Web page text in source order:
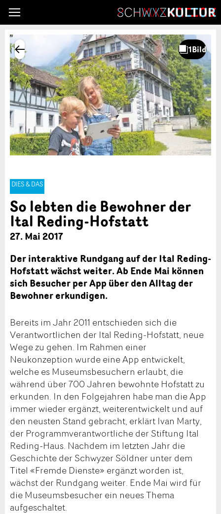
DIES & DAS
So lebten die Bewohner der
Ital Reding-Hofstatt
27. Mai 2017
Der interaktive Rundgang auf der Ital Reding-
Hofstatt wächst weiter. Ab Ende Mai können
sich Besucher per App über den Alltag der
Bewohner erkundigen.
Bereits im Jahr 2011 entschieden sich die
Verantwortlichen der Ital Reding-Hofstatt, neue
Wege zu gehen. Im Rahmen einer
Neukonzeption wurde eine App entwickelt,
welche es Museumsbesuchern erlaubt, die
während über 700 Jahren bewohnte Hofstatt zu
erkunden. In den Folgejahren habe man die App
immer wieder ergänzt, weiterentwickelt und auf
den neusten Stand gebracht, erklärt Ivan Marty,
der Programmverantwortliche der Stiftung Ital
Reding-Haus. Nachdem im letzten Jahr die
Geschichte der Schwyzer Söldner unter dem
Titel «Fremde Dienste» ergänzt worden ist,
wächst der Rundgang weiter. Ende Mai wird für
die Museumsbesucher ein neues Thema
aufgeschaltet.